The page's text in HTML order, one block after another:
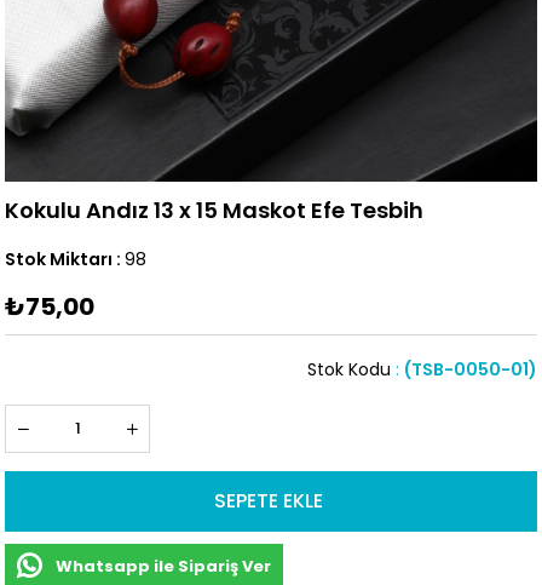
Kokulu Andız 13 x 15 Maskot Efe Tesbih
Stok Miktarı : 98
₺75,00
(TSB-0050-01)
Stok Kodu
Whatsapp ile Sipariş Ver